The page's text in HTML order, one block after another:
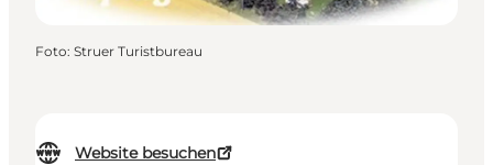
Website besuchen
Foto: Struer Turistbureau